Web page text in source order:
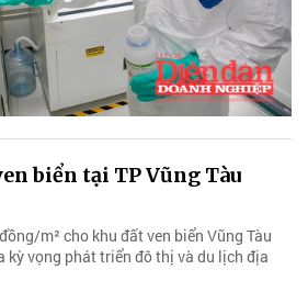
biển tại TP Vũng Tàu
m² cho khu đất ven biển Vũng Tàu
kỳ vọng phát triển đô thị và du lịch địa